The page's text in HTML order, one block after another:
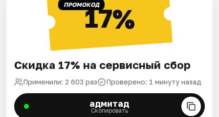
ПРОМОКОД17%
Скидка 17% на сервисный сбор
Применили: 2 603 раз Проверено: 1 минуту назад
адмитад
Скопировать